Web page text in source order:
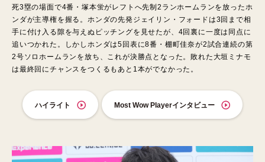
死3塁の場面で4番・塚本蛍がレフトへ先制2ランホームランを放ったホ
ンダが主導権を握る。ホンダの先発ジェイリン・フォードは3回まで相
手に付け入る隙を与えぬピッチングを見せたが、4回裏に一度は同点に
追いつかれた。しかしホンダは5回表に8番・棚町佳奈が2試合連続の第
2号ソロホームランを放ち、これが決勝点となった。敗れた大垣ミナモ
は最終回にチャンスをつくるもあと1本がでなかった。
ハイライト Most Wow Playerインタビュー